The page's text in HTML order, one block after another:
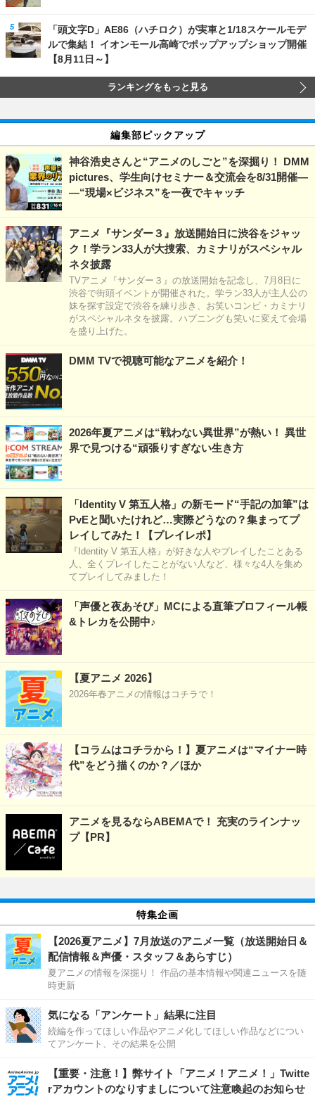
「頭文字D」AE86（ハチロク）が実車と1/18スケールモデ
ルで集結！ イオンモール高崎でポップアップショップ開催
【8月11日～】
ランキングをもっと見る
編集部ピックアップ
神谷浩史さんと“アニメのしごと”を深掘り！ DMM
pictures、学生向けセミナー＆交流会を8/31開催―
―“現場×ビジネス”を一夜でキャッチ
アニメ『サンダー３』放送開始日に渋谷をジャッ
ク！学ラン33人が大捜索、カミナリがスペシャル
ネタ披露
TVアニメ『サンダー３』の放送開始を記念し、7月8日に
渋谷で街頭イベントが開催された。学ラン33人が主人公の
妹を探す設定で渋谷を練り歩き、お笑いコンビ・カミナリ
がスペシャルネタを披露。ハプニングも笑いに変えて会場
を盛り上げた。
DMM TVで視聴可能なアニメを紹介！
2026年夏アニメは“戦わない異世界”が熱い！ 異世
界で見つける“頑張りすぎない生き方
「Identity V 第五人格」の新モード“手記の加筆”は
PvEと聞いたけれど…実際どうなの？集まってプ
レイしてみた！【プレイレポ】
『Identity V 第五人格』が好きな人やプレイしたことある
人、全くプレイしたことがない人など、様々な4人を集め
てプレイしてみました！
「声優と夜あそび」MCによる直筆プロフィール帳
&トレカを公開中♪
【夏アニメ 2026】
2026年春アニメの情報はコチラで！
【コラムはコチラから！】夏アニメは“マイナー時
代”をどう描くのか？／ほか
アニメを見るならABEMAで！ 充実のラインナッ
プ【PR】
特集企画
【2026夏アニメ】7月放送のアニメ一覧（放送開始日＆
配信情報＆声優・スタッフ＆あらすじ）
夏アニメの情報を深掘り！ 作品の基本情報や関連ニュースを随
時更新
気になる「アンケート」結果に注目
続編を作ってほしい作品やアニメ化してほしい作品などについ
てアンケート、その結果を公開
【重要・注意！】弊サイト「アニメ！アニメ！」Twitte
rアカウントのなりすましについて注意喚起のお知らせ